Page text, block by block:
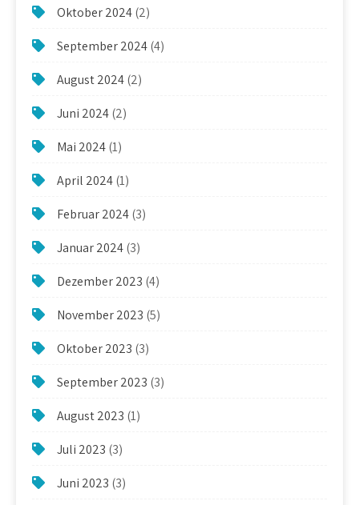
Oktober 2024(2)
September 2024(4)
August 2024(2)
Juni 2024(2)
Mai 2024(1)
April 2024(1)
Februar 2024(3)
Januar 2024(3)
Dezember 2023 (4)
November 2023 (5)
Oktober 2023 (3)
September 2023 (3)
August 2023 (1)
Juli 2023 (3)
Juni 2023 (3)